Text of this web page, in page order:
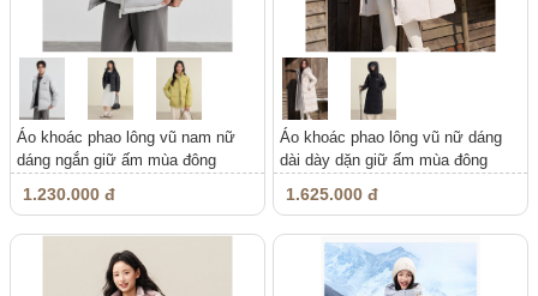
Áo khoác phao lông vũ nam nữ
dáng ngắn giữ ấm mùa đông
1.230.000 đ
Áo khoác phao lông vũ nữ dáng
dài dày dặn giữ ấm mùa đông
1.625.000 đ